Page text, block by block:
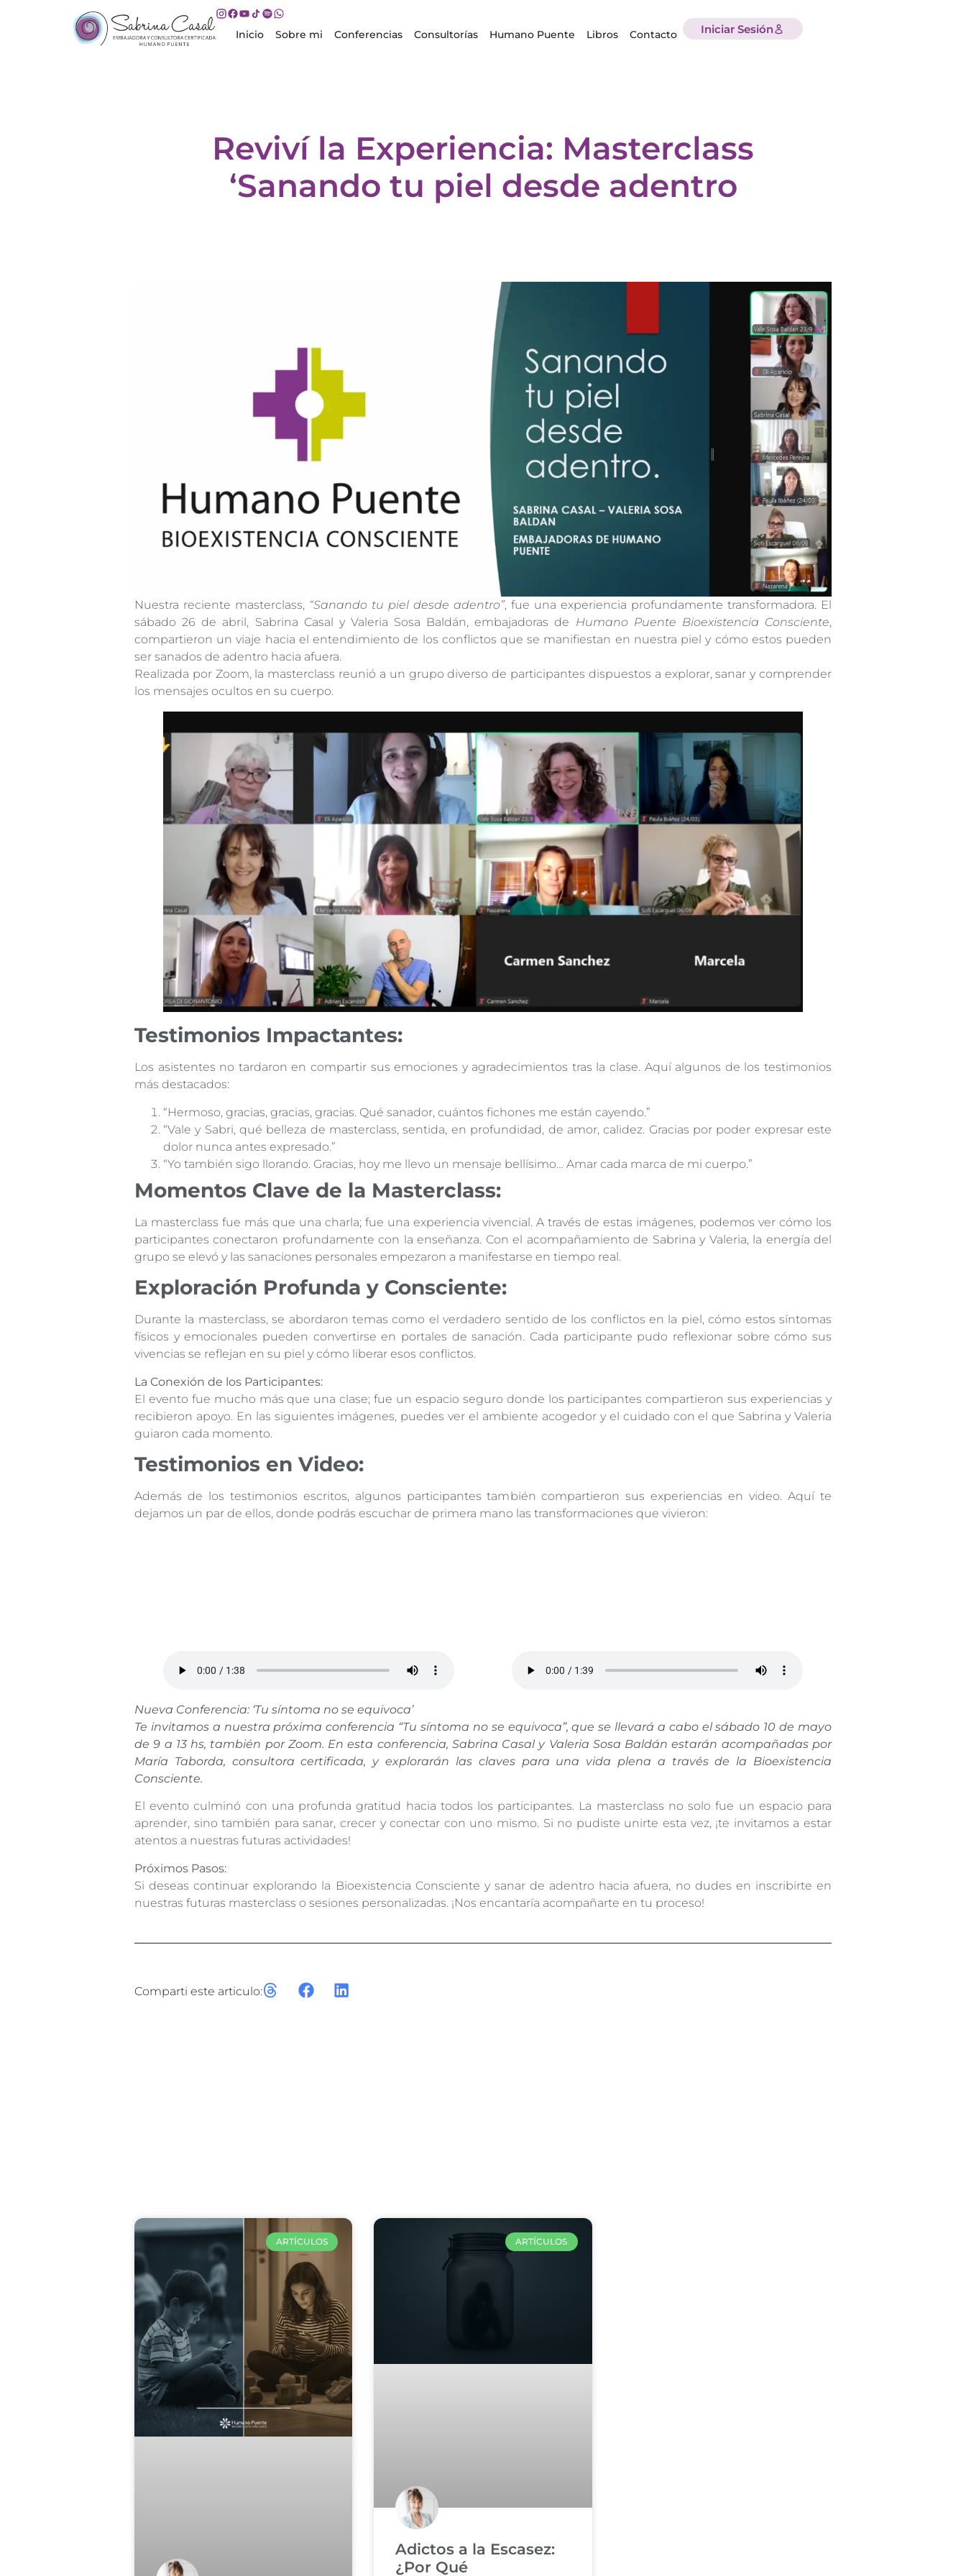
Inicio Sobre mi Conferencias Consultorías Humano Puente Libros Contacto Iniciar Sesión
Reviví la Experiencia: Masterclass
‘Sanando tu piel desde adentro
Nuestra reciente masterclass, “Sanando tu piel desde adentro”, fue una experiencia profundamente transformadora. El
sábado 26 de abril, Sabrina Casal y Valeria Sosa Baldán, embajadoras de Humano Puente Bioexistencia Consciente,
compartieron un viaje hacia el entendimiento de los conflictos que se manifiestan en nuestra piel y cómo estos pueden
ser sanados de adentro hacia afuera.
Realizada por Zoom, la masterclass reunió a un grupo diverso de participantes dispuestos a explorar, sanar y comprender
los mensajes ocultos en su cuerpo.
Testimonios Impactantes:
Los asistentes no tardaron en compartir sus emociones y agradecimientos tras la clase. Aquí algunos de los testimonios
más destacados:
“Hermoso, gracias, gracias, gracias. Qué sanador, cuántos fichones me están cayendo.”
“Vale y Sabri, qué belleza de masterclass, sentida, en profundidad, de amor, calidez. Gracias por poder expresar este
dolor nunca antes expresado.”
“Yo también sigo llorando. Gracias, hoy me llevo un mensaje bellísimo… Amar cada marca de mi cuerpo.”
Momentos Clave de la Masterclass:
La masterclass fue más que una charla; fue una experiencia vivencial. A través de estas imágenes, podemos ver cómo los
participantes conectaron profundamente con la enseñanza. Con el acompañamiento de Sabrina y Valeria, la energía del
grupo se elevó y las sanaciones personales empezaron a manifestarse en tiempo real.
Exploración Profunda y Consciente:
Durante la masterclass, se abordaron temas como el verdadero sentido de los conflictos en la piel, cómo estos síntomas
físicos y emocionales pueden convertirse en portales de sanación. Cada participante pudo reflexionar sobre cómo sus
vivencias se reflejan en su piel y cómo liberar esos conflictos.
La Conexión de los Participantes:
El evento fue mucho más que una clase; fue un espacio seguro donde los participantes compartieron sus experiencias y
recibieron apoyo. En las siguientes imágenes, puedes ver el ambiente acogedor y el cuidado con el que Sabrina y Valeria
guiaron cada momento.
Testimonios en Video:
Además de los testimonios escritos, algunos participantes también compartieron sus experiencias en video. Aquí te
dejamos un par de ellos, donde podrás escuchar de primera mano las transformaciones que vivieron:
Nueva Conferencia: ‘Tu síntoma no se equivoca’
Te invitamos a nuestra próxima conferencia “Tu síntoma no se equivoca”, que se llevará a cabo el sábado 10 de mayo
de 9 a 13 hs, también por Zoom. En esta conferencia, Sabrina Casal y Valeria Sosa Baldán estarán acompañadas por
María Taborda, consultora certificada, y explorarán las claves para una vida plena a través de la Bioexistencia
Consciente.
El evento culminó con una profunda gratitud hacia todos los participantes. La masterclass no solo fue un espacio para
aprender, sino también para sanar, crecer y conectar con uno mismo. Si no pudiste unirte esta vez, ¡te invitamos a estar
atentos a nuestras futuras actividades!
Próximos Pasos:
Si deseas continuar explorando la Bioexistencia Consciente y sanar de adentro hacia afuera, no dudes en inscribirte en
nuestras futuras masterclass o sesiones personalizadas. ¡Nos encantaría acompañarte en tu proceso!
Comparti este articulo:
ARTÍCULOS ARTÍCULOS
Adictos a la Escasez:
¿Por Qué